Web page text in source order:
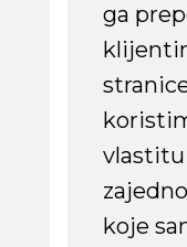
ga
koje